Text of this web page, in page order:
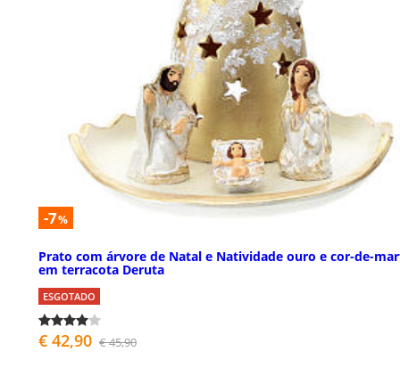
-7%
Prato com árvore de Natal e Natividade ouro e cor-de-
em terracota Deruta
ESGOTADO
€ 42,90 € 45,90